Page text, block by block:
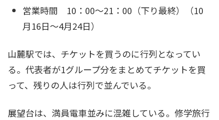
営業時間 10：00～21：00（下り最終）（10
月16日～4月24日）
山麓駅では、チケットを買うのに行列となってい
る。代表者が1グループ分をまとめてチケットを買
って、残りの人は行列で並んでいる。
展望台は、満員電車並みに混雑している。修学旅行